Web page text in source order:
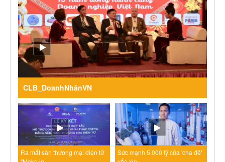
CLB_DoanhNhânVN
Ra mắt sàn thương mại điện tử
Sức mạnh 5.000 tỷ của 'cha đẻ'